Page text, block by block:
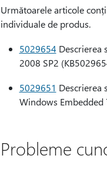
Următoarele articole
individuale de produs.
5029654 Descrierea
2008 SP2
5029651 Descrierea
Windows Embedded
Probleme